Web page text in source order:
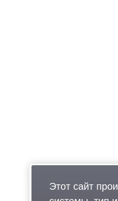
Этот сайт